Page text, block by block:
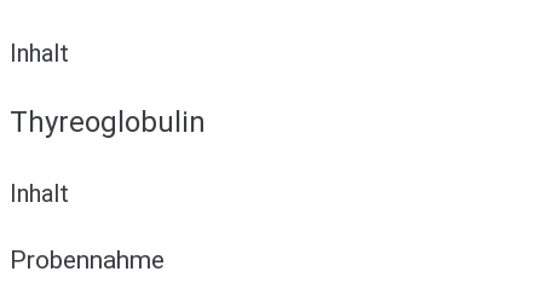
Inhalt
Thyreoglobulin
Inhalt
Probennahme